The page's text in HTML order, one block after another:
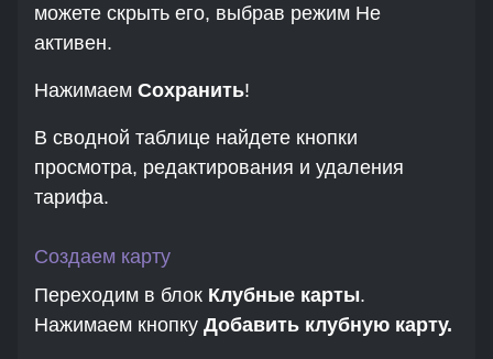
можете скрыть его, выбрав режим Не
активен.
Нажимаем Сохранить!
В сводной таблице найдете кнопки
просмотра, редактирования и удаления
тарифа.
Создаем карту
Переходим в блок Клубные карты.
Нажимаем кнопку Добавить клубную карту.